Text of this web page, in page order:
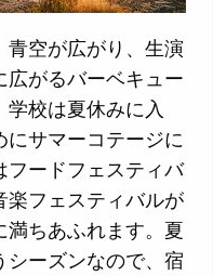
青空が広がり、生演
がるバーベキュー
校は夏休みに入
にサマーコテージに
フードフェスティバ
楽フェスティバルが
満ちあふれます。夏
シーズンなので、宿